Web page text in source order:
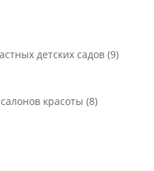
детских садов (9)
красоты (8)